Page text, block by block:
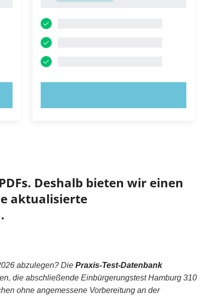
Deshalb bieten wir einen
aktualisierte
abzulegen? Die Praxis-Test-Datenbank
die abschließende Einbürgerungstest Hamburg 310
ohne angemessene Vorbereitung an der